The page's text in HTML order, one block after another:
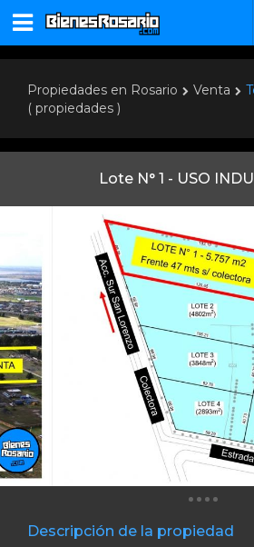
Propiedades en Rosario Venta
( propiedades )
Lote N° 1 - USO
Descripción de la propiedad